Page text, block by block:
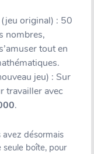
(jeu original) : 50
nombres,
tout en
jeu) : Sur
travailler avec
.
désormais
seule boîte, pour